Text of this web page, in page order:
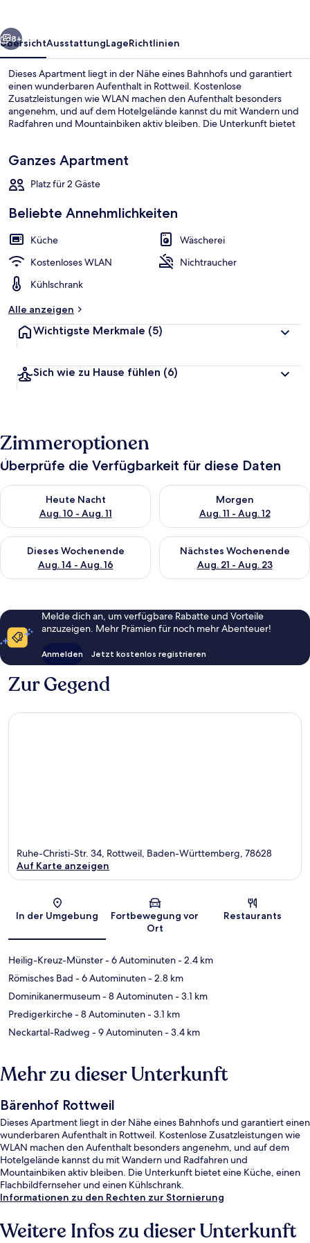
Weiter
8+
ÜbersichtAusstattungLageRichtlinien
Dieses Apartment liegt in der Nähe eines Bahnhofs und garantiert
einen wunderbaren Aufenthalt in Rottweil. Kostenlose
Zusatzleistungen wie WLAN machen den Aufenthalt besonders
angenehm, und auf dem Hotelgelände kannst du mit Wandern und
Radfahren und Mountainbiken aktiv bleiben. Die Unterkunft bietet
Ganzes Apartment
Platz für 2 Gäste
Beliebte Annehmlichkeiten
Küche
Wäscherei
Kostenloses WLAN
Nichtraucher
Kühlschrank
Alle anzeigen
Wichtigste Merkmale (5)
Sich wie zu Hause fühlen (6)
Zimmeroptionen
Überprüfe die Verfügbarkeit für diese Daten
Heute Nacht
Aug. 10 - Aug. 11
Überprüfe die Verfügbarkeit für heute Nacht, Aug. 10 - Aug.
Morgen
Aug. 11 - Aug. 12
Überprüfe die Verfügbarkeit
Dieses Wochenende
Aug. 14 - Aug. 16
Überprüfe die Verfügbarkeit für dieses Wochenende, Aug. 14
Nächstes Wochenende
Aug. 21 - Aug. 23
Überprüfe die Verfügbarkeit
Melde dich an, um verfügbare Rabatte und Vorteile
anzuzeigen. Mehr Prämien für noch mehr Abenteuer!
Anmelden Jetzt kostenlos registrieren
Zur Gegend
Karte
Ruhe-Christi-Str. 34, Rottweil, Baden-Württemberg, 78628
Auf Karte anzeigen
In der Umgebung
Fortbewegung vor
Ort
Restaurants
Heilig-Kreuz-Münster- 6 Autominuten- 2.4 km
Römisches Bad - 6 Autominuten- 2.8 km
Dominikanermuseum- 8 Autominuten- 3.1 km
Predigerkirche- 8 Autominuten- 3.1 km
Neckartal-Radweg - 9 Autominuten- 3.4 km
Mehr zu dieser Unterkunft
Bärenhof Rottweil
Dieses Apartment liegt in der Nähe eines Bahnhofs und garantiert einen
wunderbaren Aufenthalt in Rottweil. Kostenlose Zusatzleistungen wie
WLAN machen den Aufenthalt besonders angenehm, und auf dem
Hotelgelände kannst du mit Wandern und Radfahren und
Mountainbiken aktiv bleiben. Die Unterkunft bietet eine Küche, einen
Flachbildfernseher und einen Kühlschrank.
Informationen zu den Rechten zur Stornierung
Weitere Infos zu dieser Unterkunft